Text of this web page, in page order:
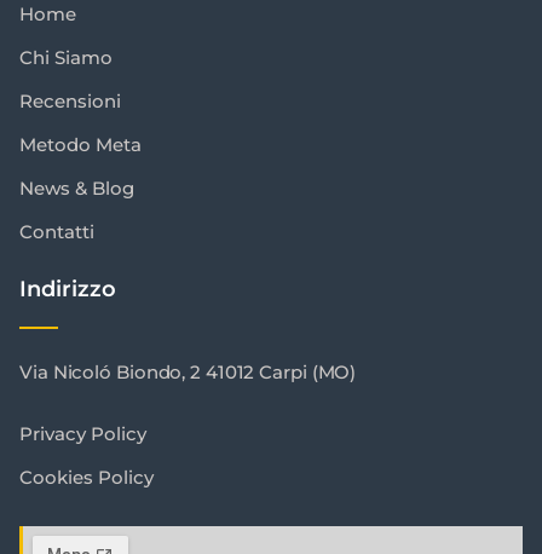
Home
Chi Siamo
Recensioni
Metodo Meta
News & Blog
Contatti
Indirizzo
Via Nicoló Biondo, 2 41012 Carpi (MO)
Privacy Policy
Cookies Policy